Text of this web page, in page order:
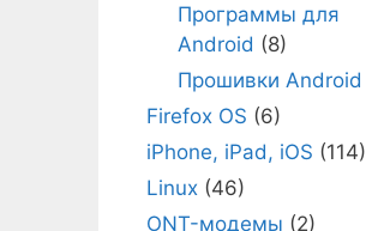
Программы для
Android (8)
Прошивки Android
Firefox OS (6)
iPhone, iPad, iOS (114)
Linux (46)
ONT-модемы (2)